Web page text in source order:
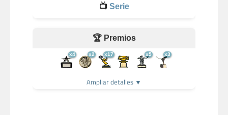
📺 Serie
🏆 Premios
x4 x2 x17 x5 x3
Ampliar detalles ▼